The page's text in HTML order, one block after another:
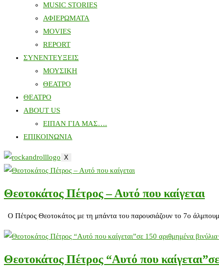
MUSIC STORIES
ΑΦΙΕΡΩΜΑΤΑ
MOVIES
REPORT
ΣΥΝΕΝΤΕΥΞΕΙΣ
ΜΟΥΣΙΚΗ
ΘΕΑΤΡΟ
ΘΕΑΤΡΟ
ABOUT US
ΕΙΠΑΝ ΓΙΑ ΜΑΣ….
ΕΠΙΚΟΙΝΩΝΙΑ
X
Θεοτοκάτος Πέτρος – Αυτό που καίγεται
Ο Πέτρος Θεοτοκάτος με τη μπάντα του παρουσιάζουν το 7ο
Θεοτοκάτος Πέτρος “Αυτό που